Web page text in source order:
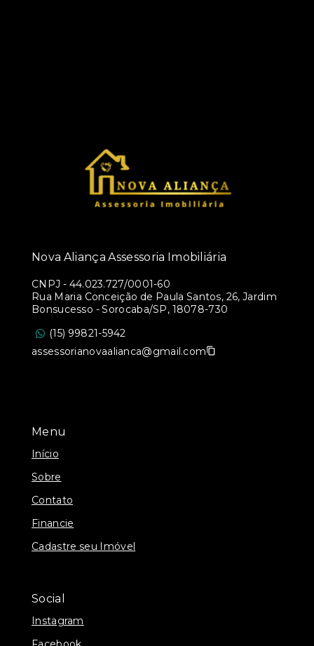
Menu
Início
Sobre
Contato
Financie
Cadastre seu Imóvel
Social
Instagram
Nova Aliança Assessoria Imobiliária
CNPJ - 44.023.727/0001-60
Rua Maria Conceição de Paula Santos, 26, Jardim
Bonsucesso - Sorocaba/SP, 18078-730
(15) 99821-5942
assessorianovaalianca@gmail.com